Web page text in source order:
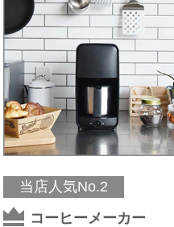
当店人気No.2
コーヒーメーカー